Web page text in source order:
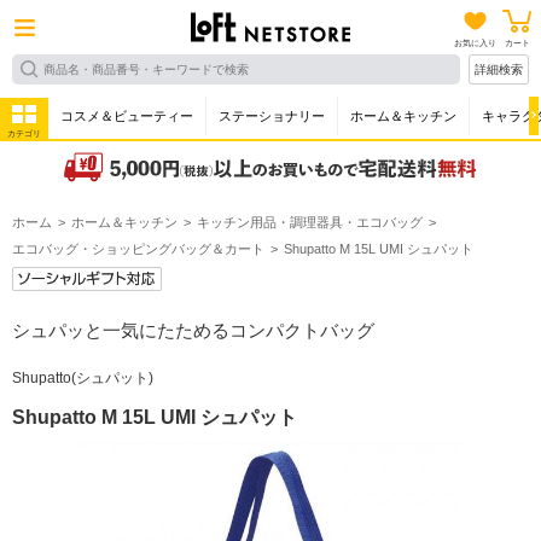
お気に入り カート
詳細検索
カテゴリ
コスメ＆ビューティー ステーショナリー ホーム＆キッチン キャラク
ホーム ホーム＆キッチン
キッチン用品・調理器具・エコバッグ
エコバッグ・ショッピングバッグ＆カート
Shupatto M 15L UMI シュパット
シュパッと一気にたためるコンパクトバッグ
Shupatto(シュパット)
Shupatto M 15L UMI シュパット